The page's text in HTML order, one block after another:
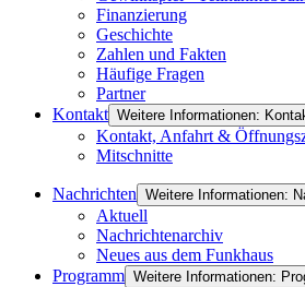
Finanzierung
Geschichte
Zahlen und Fakten
Häufige Fragen
Partner
Kontakt Weitere Informationen:
Kontakt, Anfahrt &
Mitschnitte
Nachrichten Weitere Informationen:
Aktuell
Nachrichtenarchiv
Neues aus dem Funkhaus
Programm Weitere Informationen: